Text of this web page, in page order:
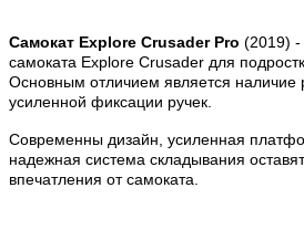
Самокат Explore Crusader Pro (2019) -
самоката Explore Crusader для
Основным отличием является наличие
усиленной фиксации ручек.
Современны дизайн, усиленная
надежная система складывания
впечатления от самоката.